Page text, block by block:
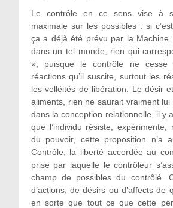
Le contrôle en ce sens vise à
maximale sur les possibles : si
ça a déjà été prévu par la Machine.
dans un tel monde, rien qui
», puisque le contrôle ne cesse
réactions qu’il suscite, surtout les
les velléités de libération. Le désir
aliments, rien ne saurait vraiment lui
dans la conception relationnelle, il y
que l’individu résiste, expérimente,
du pouvoir, cette proposition n’a
Contrôle, la liberté accordée au
prise par laquelle le contrôleur
champ de possibles du contrôlé.
d’actions, de désirs ou d’affects de
en sorte que tout ce que cette